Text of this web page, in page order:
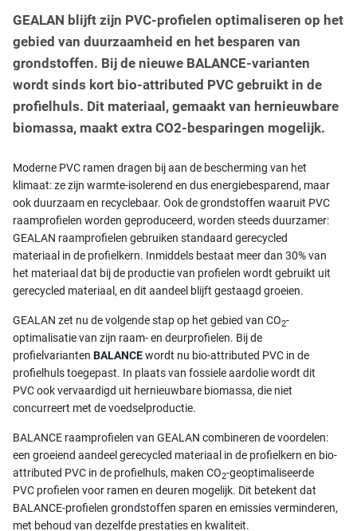
GEALAN blijft zijn PVC-profielen optimaliseren op het
gebied van duurzaamheid en het besparen van
grondstoffen. Bij de nieuwe BALANCE-varianten
wordt sinds kort bio-attributed PVC gebruikt in de
profielhuls. Dit materiaal, gemaakt van hernieuwbare
biomassa, maakt extra CO2-besparingen mogelijk.
Moderne PVC ramen dragen bij aan de bescherming van het
klimaat: ze zijn warmte-isolerend en dus energiebesparend, maar
ook duurzaam en recyclebaar. Ook de grondstoffen waaruit PVC
raamprofielen worden geproduceerd, worden steeds duurzamer:
GEALAN raamprofielen gebruiken standaard gerecycled
materiaal in de profielkern. Inmiddels bestaat meer dan 30% van
het materiaal dat bij de productie van profielen wordt gebruikt uit
gerecycled materiaal, en dit aandeel blijft gestaagd groeien.
GEALAN zet nu de volgende stap op het gebied van CO2-
optimalisatie van zijn raam- en deurprofielen. Bij de
profielvarianten BALANCEwordt nu bio-attributed PVC in de
profielhuls toegepast. In plaats van fossiele aardolie wordt dit
PVC ook vervaardigd uit hernieuwbare biomassa, die niet
concurreert met de voedselproductie.
BALANCE raamprofielen van GEALAN combineren de voordelen:
een groeiend aandeel gerecycled materiaal in de profielkern en bio-
attributed PVC in de profielhuls, maken CO2-geoptimaliseerde
PVC profielen voor ramen en deuren mogelijk. Dit betekent dat
BALANCE-profielen grondstoffen sparen en emissies verminderen,
met behoud van dezelfde prestaties en kwaliteit.